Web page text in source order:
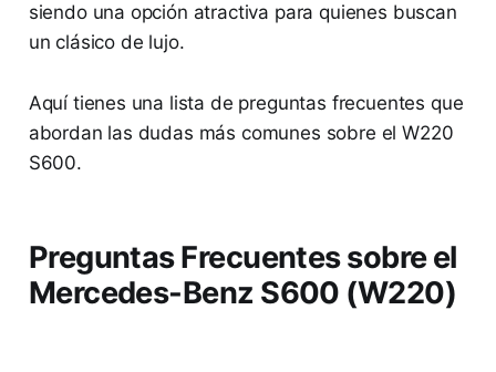
siendo una opción atractiva para quienes buscan
un clásico de lujo.
Aquí tienes una lista de preguntas frecuentes que
abordan las dudas más comunes sobre el W220
S600.
Preguntas Frecuentes sobre el
Mercedes-Benz S600 (W220)